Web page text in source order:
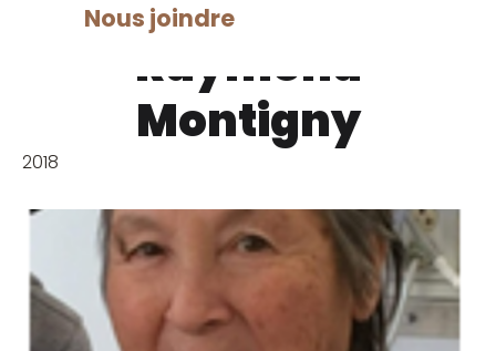
Nous joindre
Raymond
Montigny
2018